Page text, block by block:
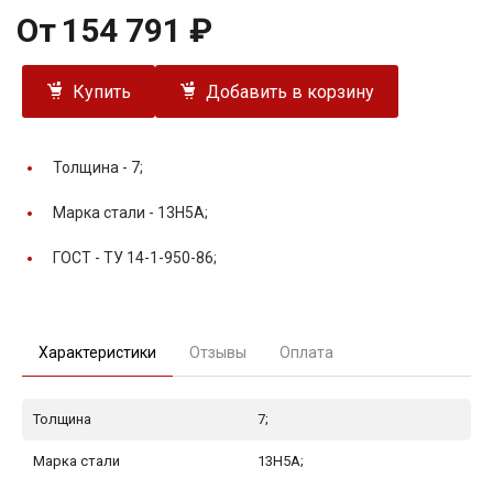
От 154 791 ₽
Купить Добавить в корзину
Толщина - 7;
Марка стали - 13Н5А;
ГОСТ - ТУ 14-1-950-86;
Характеристики Отзывы Оплата
Толщина 7;
Марка стали 13Н5А;